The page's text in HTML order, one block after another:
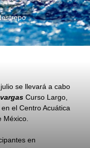
se llevará a cabo
Curso Largo,
el Centro Acuática
México.
en